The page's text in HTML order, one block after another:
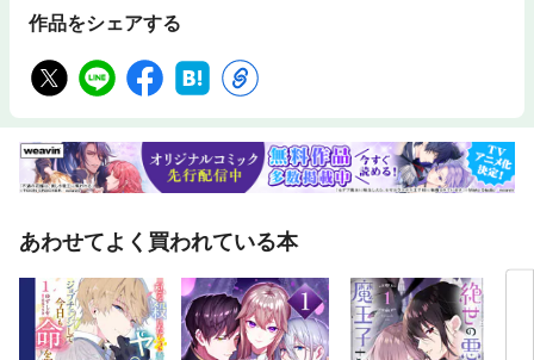
作品をシェアする
あわせてよく買われている本